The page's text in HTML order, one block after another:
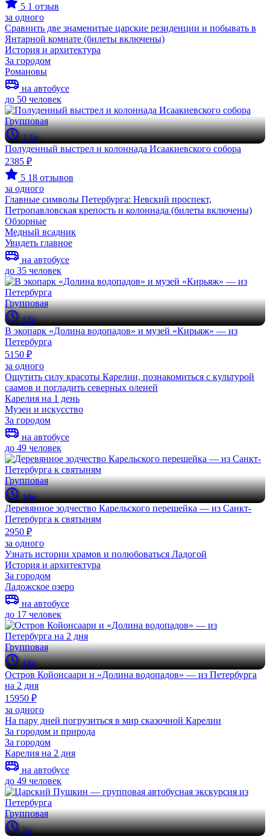
5 1 отзыв
за одного
Сравнить две знаменитые царские резиденции и побывать в
Янтарной комнате (билеты включены)
История и архитектура
За городом
Романовы
на автобусе
до 50 человек
Групповая
3.5ч
Полуденный выстрел и колоннада Исаакиевского собора
2385 ₽
5 18 отзывов
за одного
Главные символы Петербурга: Невский проспект,
Петропавловская крепость и колоннада (билеты включены)
Обзорные
Медный всадник
Увидеть главное
на автобусе
до 35 человек
Групповая
12ч
В экопарк «Долина водопадов» и музей «Кирьяж» — из
Петербурга
5150 ₽
за одного
Ощутить силу красоты Карелии, познакомиться с культурой
саамов и погладить северных оленей
Карелия на 1 день
Музеи и искусство
За городом
на автобусе
до 49 человек
Групповая
10ч
Деревянное зодчество Карельского перешейка — из Санкт-
Петербурга к святыням
2950 ₽
за одного
Узнать истории храмов и полюбоваться Ладогой
История и архитектура
За городом
Ладожское озеро
на автобусе
до 17 человек
Групповая
13ч
Остров Койонсаари и «Долина водопадов» — из Петербурга
на 2 дня
15950 ₽
за одного
На пару дней погрузиться в мир сказочной Карелии
За городом и природа
За городом
Карелия на 2 дня
на автобусе
до 49 человек
Групповая
5ч